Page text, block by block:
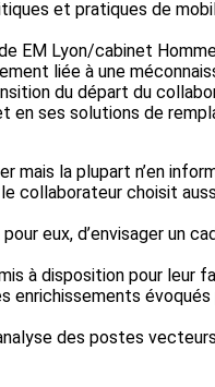
et pratiques de
EM Lyon/cabinet
liée à une
du départ du
ses solutions de
mais la plupart n’en
collaborateur choisit
eux, d’envisager un
à disposition pour leur
enrichissements
des postes vecteurs